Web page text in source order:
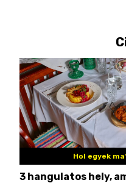
Hol egyek
3 hangulatos hely,